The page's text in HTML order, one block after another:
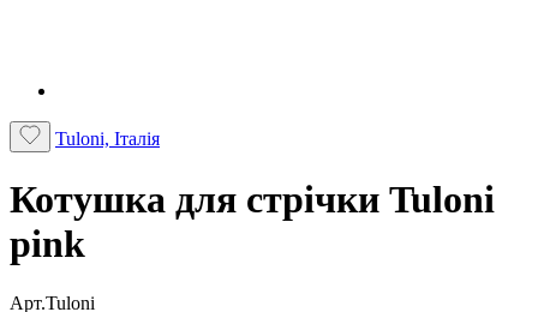
Tuloni, Італія
Котушка для стрічки Tuloni
pink
Арт.Tuloni